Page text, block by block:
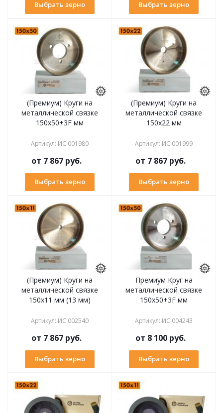
Выбрать зерно Выбрать зерно
(Премиум) Круги на
металлической связке
150х50+3F мм
Артикул: ИС 001980
от 7 867 руб.
Выбрать зерно
(Премиум) Круги на
металлической связке
150х22 мм
Артикул: ИС 001999
от 7 867 руб.
Выбрать зерно
(Премиум) Круги на
металлической связке
150х11 мм (13 мм)
Артикул: ИС 002540
от 7 867 руб.
Выбрать зерно
Премиум Круг на
металлической связке
150х50+3F мм
Артикул: ИС 004243
от 8 100 руб.
Выбрать зерно